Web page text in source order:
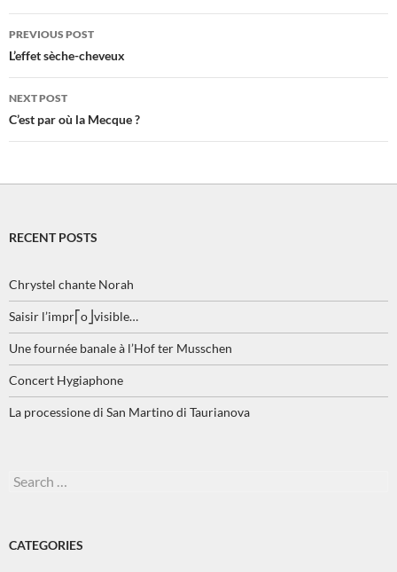
Post
navigation
PREVIOUS POST
L’effet sèche-cheveux
NEXT POST
C’est par où la Mecque ?
RECENT POSTS
Chrystel chante Norah
Saisir l’impr⎡o⎦visible…
Une fournée banale à l’Hof ter Musschen
Concert Hygiaphone
La processione di San Martino di Taurianova
Search
CATEGORIES